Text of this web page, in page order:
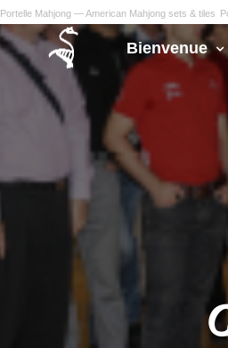
Portelle Mahjong — American Mahjong sets & tiles
Bienvenue